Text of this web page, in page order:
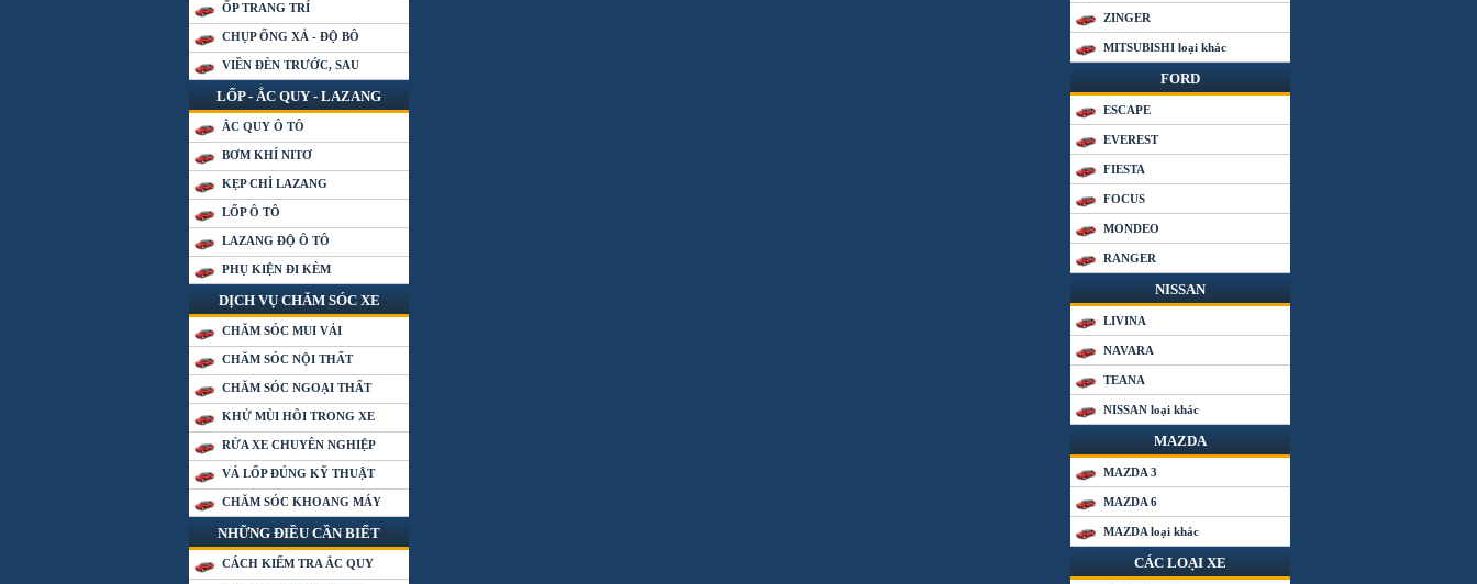
ỐP TRANG TRÍ
CHỤP ỐNG XẢ - ĐỘ BÔ
VIỀN ĐÈN TRƯỚC, SAU
LỐP - ẮC QUY - LAZANG
ẮC QUY Ô TÔ
BƠM KHÍ NITƠ
KẸP CHÌ LAZANG
LỐP Ô TÔ
LAZANG ĐỘ Ô TÔ
PHỤ KIỆN ĐI KÈM
DỊCH VỤ CHĂM SÓC XE
CHĂM SÓC MUI VẢI
CHĂM SÓC NỘI THẤT
CHĂM SÓC NGOẠI THẤT
KHỬ MÙI HÔI TRONG XE
RỬA XE CHUYÊN NGHIỆP
VÁ LỐP ĐÚNG KỸ THUẬT
CHĂM SÓC KHOANG MÁY
NHỮNG ĐIỀU CẦN BIẾT
CÁCH KIỂM TRA ẮC QUY
ZINGER
MITSUBISHI loại khác
FORD
ESCAPE
EVEREST
FIESTA
FOCUS
MONDEO
RANGER
NISSAN
LIVINA
NAVARA
TEANA
NISSAN loại khác
MAZDA
MAZDA 3
MAZDA 6
MAZDA loại khác
CÁC LOẠI XE